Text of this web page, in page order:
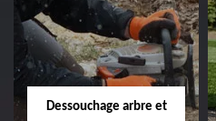
Taille de haie 18
Entreprise taille de haie
18 Cher tel:
02.52.56.49.40
Dessouchage arbre et